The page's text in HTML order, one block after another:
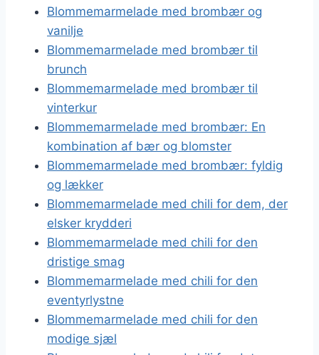
Blommemarmelade med brombær og
vanilje
Blommemarmelade med brombær til
brunch
Blommemarmelade med brombær til
vinterkur
Blommemarmelade med brombær: En
kombination af bær og blomster
Blommemarmelade med brombær: fyldig
og lækker
Blommemarmelade med chili for dem, der
elsker krydderi
Blommemarmelade med chili for den
dristige smag
Blommemarmelade med chili for den
eventyrlystne
Blommemarmelade med chili for den
modige sjæl